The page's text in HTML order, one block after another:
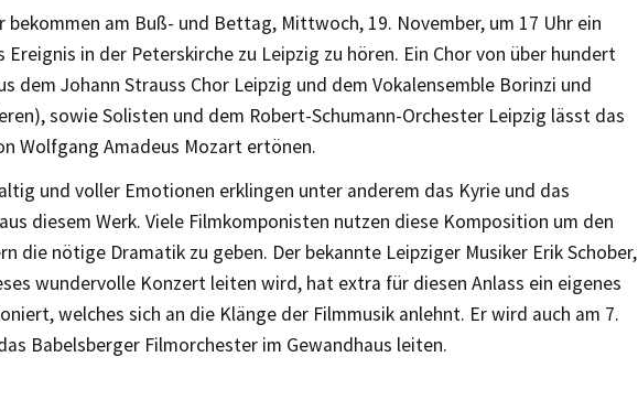
bekommen am Buß- und Bettag, Mittwoch, 19. November, um 17 Uhr ein
Ereignis in der Peterskirche zu Leipzig zu hören. Ein Chor von über hundert
dem Johann Strauss Chor Leipzig und dem Vokalensemble Borinzi und
sowie Solisten und dem Robert-Schumann-Orchester Leipzig lässt das
Wolfgang Amadeus Mozart ertönen.
und voller Emotionen erklingen unter anderem das Kyrie und das
diesem Werk. Viele Filmkomponisten nutzen diese Komposition um den
die nötige Dramatik zu geben. Der bekannte Leipziger Musiker Erik Schober,
wundervolle Konzert leiten wird, hat extra für diesen Anlass ein eigenes
welches sich an die Klänge der Filmmusik anlehnt. Er wird auch am 7.
Babelsberger Filmorchester im Gewandhaus leiten.